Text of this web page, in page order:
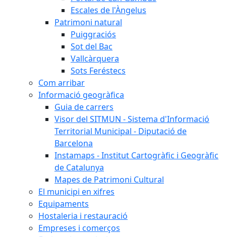
Escales de l'Àngelus
Patrimoni natural
Puiggraciós
Sot del Bac
Vallcàrquera
Sots Feréstecs
Com arribar
Informació geogràfica
Guia de carrers
Visor del SITMUN - Sistema d'Informació
Territorial Municipal - Diputació de
Barcelona
Instamaps - Institut Cartogràfic i Geogràfic
de Catalunya
Mapes de Patrimoni Cultural
El municipi en xifres
Equipaments
Hostaleria i restauració
Empreses i comerços